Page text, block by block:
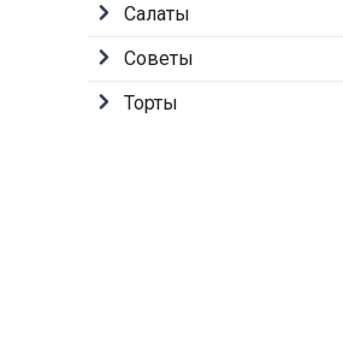
Салаты
Советы
Торты